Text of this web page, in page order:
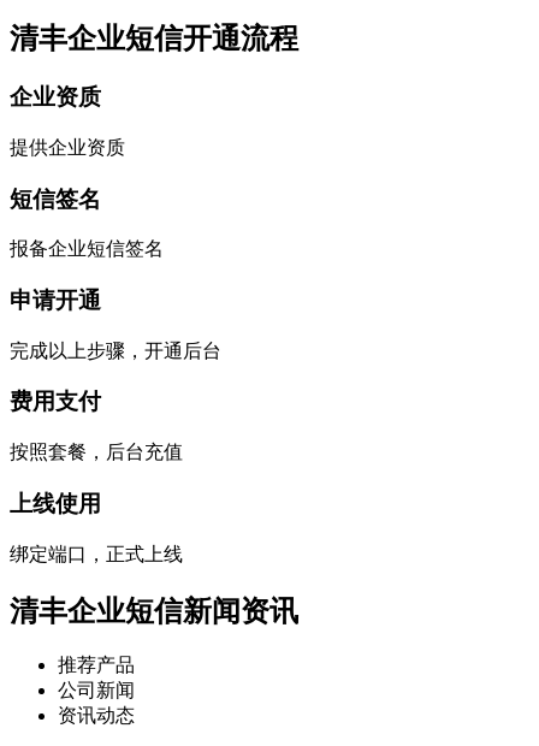
清丰企业短信开通流程
企业资质
提供企业资质
短信签名
报备企业短信签名
申请开通
完成以上步骤，开通后台
费用支付
按照套餐，后台充值
上线使用
绑定端口，正式上线
清丰企业短信新闻资讯
推荐产品
公司新闻
资讯动态